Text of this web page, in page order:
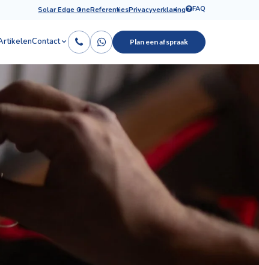
Solar Edge OneReferentiesPrivacyverklaring FAQ
Contact Plan een afspraak